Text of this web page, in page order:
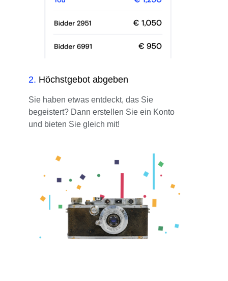
2. Höchstgebot abgeben
Sie haben etwas entdeckt, das Sie
begeistert? Dann erstellen Sie ein Konto
und bieten Sie gleich mit!